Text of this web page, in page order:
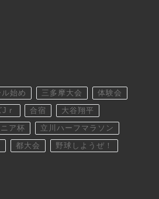
ル始め 三多摩大会 体験会
ｒ 合宿 大谷翔平
ア杯 立川ハーフマラソン
都大会 野球しようぜ！